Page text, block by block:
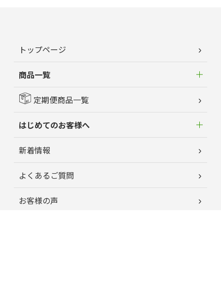
トップページ
商品一覧
定期便商品一覧
はじめてのお客様へ
新着情報
よくあるご質問
お客様の声